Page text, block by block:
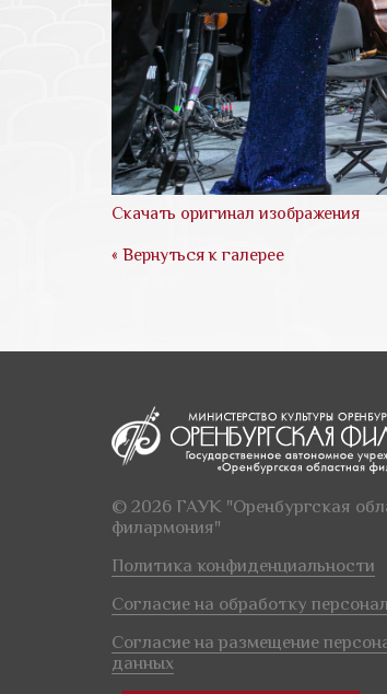
Скачать оригинал изображения
« Вернуться к галерее
© 2026 ГАУК "Оренбургская
филармония"
Политика конфиденциальности
Согласие на обработку
Согласие на размещение
данных